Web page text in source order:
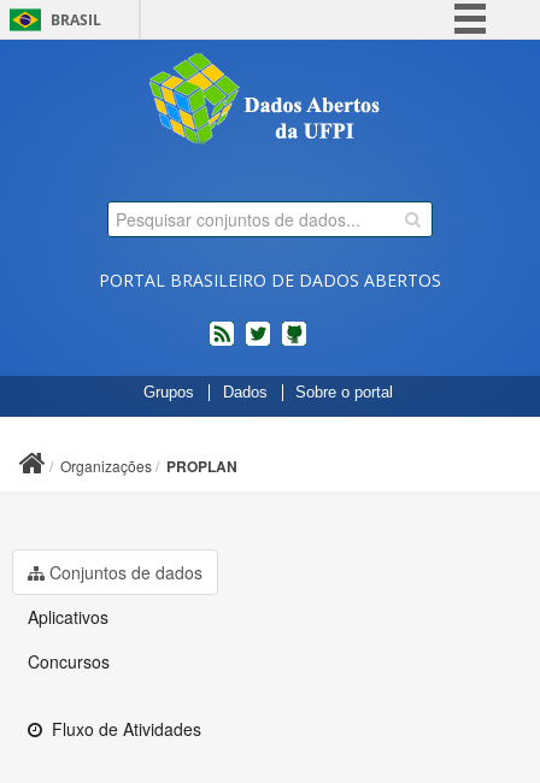
BRASIL
Comunica BR
Participe
Legislação
PORTAL BRASILEIRO DE DADOS ABERTOS
feed twitterCódigos
fonte
de
Grupos Dados Sobre o portal
Organizações PROPLAN
Conjuntos de dados
Aplicativos
Concursos
Fluxo de Atividades